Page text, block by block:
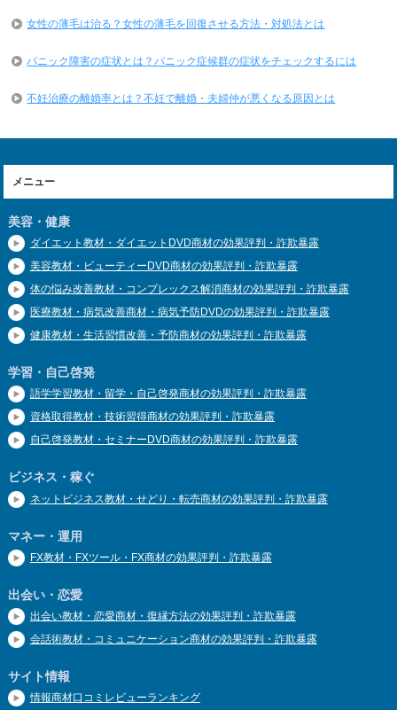
女性の薄毛は治る？女性の薄毛を回復させる方法・対処法とは
パニック障害の症状とは？パニック症候群の症状をチェックするには
不妊治療の離婚率とは？不妊で離婚・夫婦仲が悪くなる原因とは
メニュー
美容・健康
ダイエット教材・ダイエットDVD商材の効果評判・詐欺暴露
美容教材・ビューティーDVD商材の効果評判・詐欺暴露
体の悩み改善教材・コンプレックス解消商材の効果評判・詐欺暴露
医療教材・病気改善商材・病気予防DVDの効果評判・詐欺暴露
健康教材・生活習慣改善・予防商材の効果評判・詐欺暴露
学習・自己啓発
語学学習教材・留学・自己啓発商材の効果評判・詐欺暴露
資格取得教材・技術習得商材の効果評判・詐欺暴露
自己啓発教材・セミナーDVD商材の効果評判・詐欺暴露
ビジネス・稼ぐ
ネットビジネス教材・せどり・転売商材の効果評判・詐欺暴露
マネー・運用
FX教材・FXツール・FX商材の効果評判・詐欺暴露
出会い・恋愛
出会い教材・恋愛商材・復縁方法の効果評判・詐欺暴露
会話術教材・コミュニケーション商材の効果評判・詐欺暴露
サイト情報
情報商材口コミレビューランキング